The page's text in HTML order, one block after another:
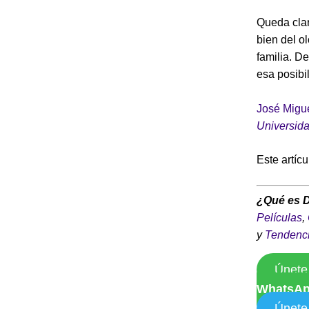
Queda
bien del
familia.
esa
José
Este
¿Qué es
Películas,
y